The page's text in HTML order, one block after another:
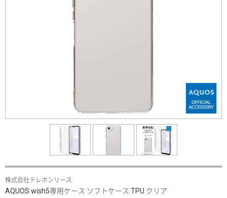
株式会社テレホンリース
AQUOS wish5専用ケース ソフトケース TPU クリア